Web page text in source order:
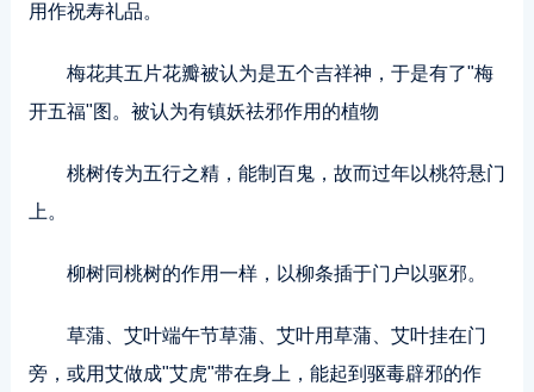
用作祝寿礼品。
梅花其五片花瓣被认为是五个吉祥神，于是有了"梅
开五福"图。被认为有镇妖祛邪作用的植物
桃树传为五行之精，能制百鬼，故而过年以桃符悬门
上。
柳树同桃树的作用一样，以柳条插于门户以驱邪。
草蒲、艾叶端午节草蒲、艾叶用草蒲、艾叶挂在门
旁，或用艾做成"艾虎"带在身上，能起到驱毒辟邪的作